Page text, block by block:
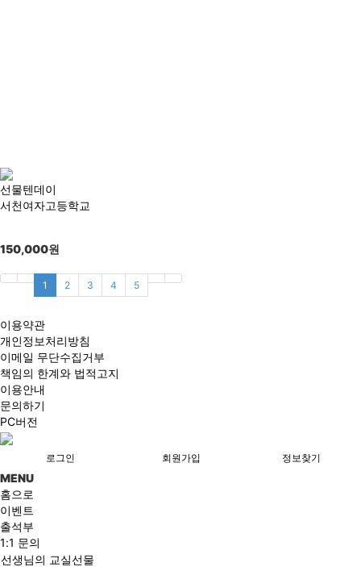
선물텐데이
서천여자고등학교
150,000원
1 2 3 4 5
이용약관
개인정보처리방침
이메일 무단수집거부
책임의 한계와 법적고지
이용안내
문의하기
PC버전
로그인 회원가입 정보찾기
MENU
홈으로
이벤트
출석부
1:1 문의
선생님의 교실선물